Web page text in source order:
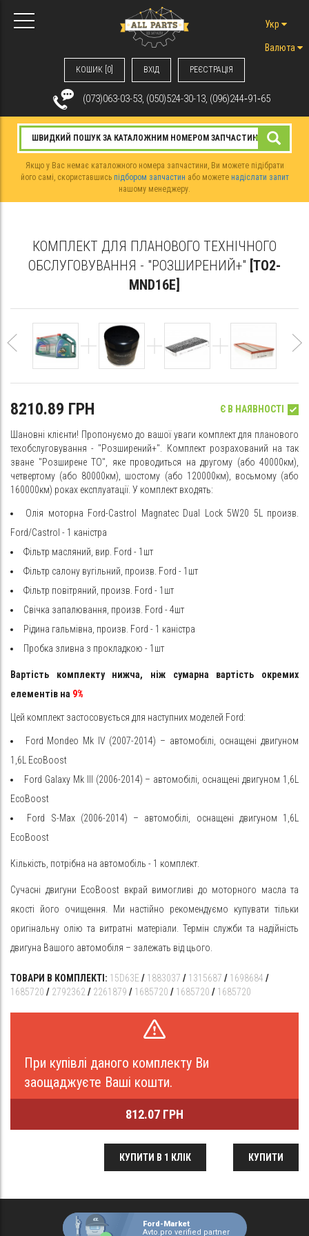
КОШИК [0] ВХIД РЕЄСТРАЦІЯ
Укр
Валюта
(073)063-03-53, (050)524-30-13, (096)244‑91‑65
Якщо у Вас немає каталожного номера запчастини, Ви можете підібрати
його самі, скориставшись підбором запчастин або можете надіслати запит
нашому менеджеру.
КОМПЛЕКТ ДЛЯ ПЛАНОВОГО ТЕХНІЧНОГО
ОБСЛУГОВУВАННЯ - "РОЗШИРЕНИЙ+" [TO2-
MND16E]
8210.89 ГРН Є В НАЯВНОСТІ
Шановні клієнти! Пропонуємо до вашої уваги комплект для планового
техобслуговування - "Розширений+". Комплект розрахований на так
зване "Розширене ТО", яке проводиться на другому (або 40000км),
четвертому (або 80000км), шостому (або 120000км), восьмому (або
160000км) роках експлуатації. У комплект входять:
Олія моторна Ford-Castrol Magnatec Dual Lock 5W20 5L произв.
Ford/Castrol - 1 каністра
Фільтр масляний, вир. Ford - 1шт
Фільтр салону вугільний, произв. Ford - 1шт
Фільтр повітряний, произв. Ford - 1шт
Свічка запалювання, произв. Ford - 4шт
Рідина гальмівна, произв. Ford - 1 каністра
Пробка зливна з прокладкою - 1шт
Вартість комплекту нижча, ніж сумарна вартість окремих
елементів на 9%
Цей комплект застосовується для наступних моделей Ford:
Ford Mondeo Mk IV (2007-2014) – автомобілі, оснащені двигуном
1,6L EcoBoost
Ford Galaxy Mk III (2006-2014) – автомобілі, оснащені двигуном 1,6L
EcoBoost
Ford S-Max (2006-2014) – автомобілі, оснащені двигуном 1,6L
EcoBoost
Кількість, потрібна на автомобіль - 1 комплект.
Сучасні двигуни EcoBoost вкрай вимогливі до моторного масла та
якості його очищення. Ми настійно рекомендуємо купувати тільки
оригінальну олію та витратні матеріали. Термін служби та надійність
двигуна Вашого автомобіля – залежать від цього.
ТОВАРИ В КОМПЛЕКТІ: 15D63E / 1883037 / 1315687 / 1698684 /
1685720 / 2792362 / 2261879 / 1685720 / 1685720 / 1685720
При купівлі даного комплекту Ви
заощаджуєте Ваші кошти.
812.07 ГРН
КУПИТИ
КУПИТИ В 1 КЛІК
Ford-Market
Avto.pro verified partner